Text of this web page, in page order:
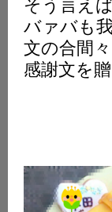
そう言え
バァバも
文の合間
感謝文を